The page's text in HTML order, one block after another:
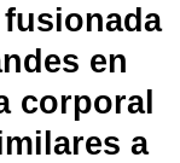
en
corporal
a